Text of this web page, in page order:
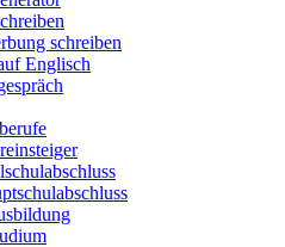
schreiben
Englisch